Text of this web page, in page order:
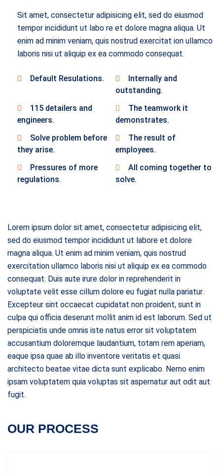
Sit amet, consectetur adipisicing elit, sed do eiusmod
tempor incididunt ut labo re et dolore magna aliqua. Ut
enim ad minim veniam, quis nostrud exercitat ion ullamco
laboris nisi ut aliquip ex ea commodo consequat.
Default Resulations.
Internally and
outstanding.
115 detailers and
engineers.
The teamwork it
demonstrates.
Solve problem before
they arise.
The result of
employees.
Pressures of more
regulations.
All coming together to
solve.
Lorem ipsum dolor sit amet, consectetur adipisicing elit,
sed do eiusmod tempor incididunt ut labore et dolore
magna aliqua. Ut enim ad minim veniam, quis nostrud
exercitation ullamco laboris nisi ut aliquip ex ea commodo
consequat. Duis aute irure dolor in reprehenderit in
voluptate velit esse cillum dolore eu fugiat nulla pariatur.
Excepteur sint occaecat cupidatat non proident, sunt in
culpa qui officia deserunt mollit anim id est laborum. Sed ut
perspiciatis unde omnis iste natus error sit voluptatem
accusantium doloremque laudantium, totam rem aperiam,
eaque ipsa quae ab illo inventore veritatis et quasi
architecto beatae vitae dicta sunt explicabo. Nemo enim
ipsam voluptatem quia voluptas sit aspernatur aut odit aut
fugit.
OUR PROCESS